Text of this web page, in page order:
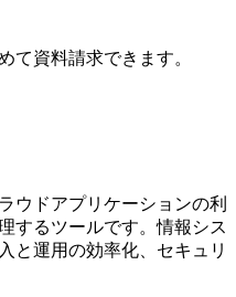
資料請求できます。
ドアプリケーションの利
るツールです。情報シス
運用の効率化、セキュリ